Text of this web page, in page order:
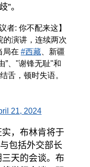
”。
者: 你不配来这】
的演讲，连续两次
局在 #西藏、新疆
”、"谢锋无耻"和
舌，顿时失语。
21, 2024
，布林肯将于
包括外交部长
天的会谈。布